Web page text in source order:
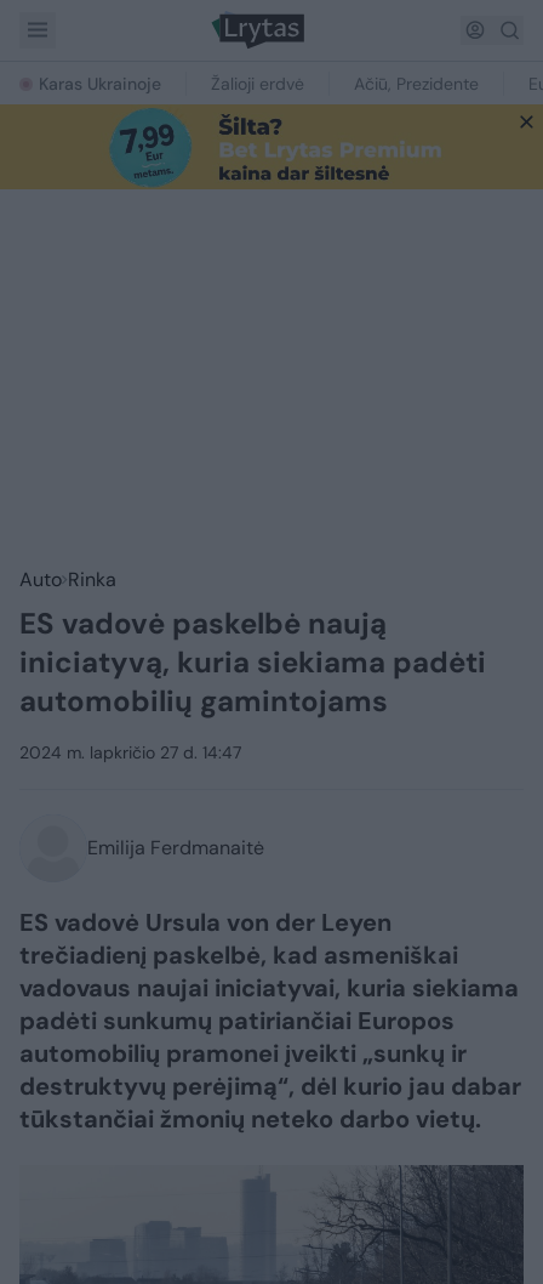
Karas Ukrainoje Žalioji erdvė Ačiū, Prezidente
Auto Rinka
ES vadovė paskelbė naują
iniciatyvą, kuria siekiama padėti
automobilių gamintojams
2024 m. lapkričio 27 d. 14:47
Emilija Ferdmanaitė
ES vadovė Ursula von der Leyen
trečiadienį paskelbė, kad asmeniškai
vadovaus naujai iniciatyvai, kuria siekiama
padėti sunkumų patiriančiai Europos
automobilių pramonei įveikti „sunkų ir
destruktyvų perėjimą“, dėl kurio jau dabar
tūkstančiai žmonių neteko darbo vietų.